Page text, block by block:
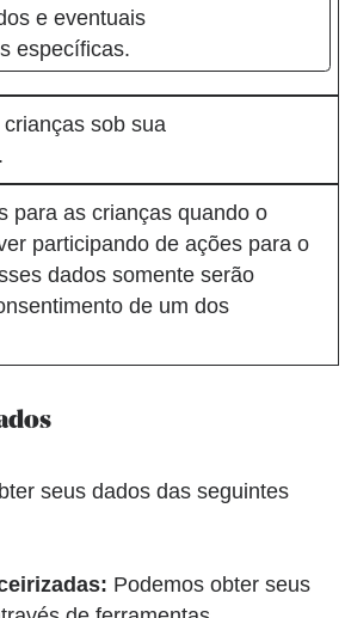
e eventuais
específicas.
sob sua
para as crianças quando o
participando de ações para o
dados somente serão
de um dos
seus dados das seguintes
Podemos obter seus